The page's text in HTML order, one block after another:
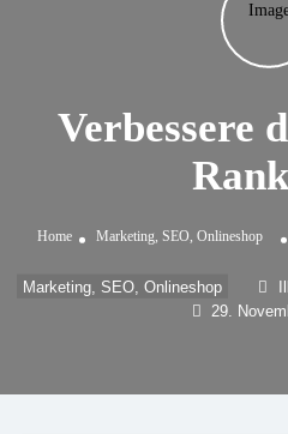
Verbessere
Home Marketing, SEO, Onlineshop
Marketing, SEO, Onlineshop
29.